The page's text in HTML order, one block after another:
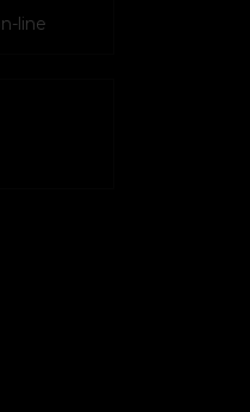
line